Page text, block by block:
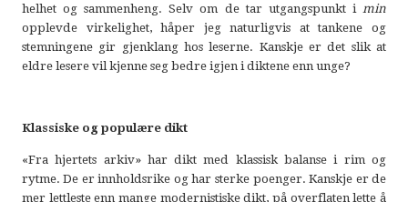
helhet og sammenheng. Selv om de tar utgangspunkt i
min
opplevde virkelighet, håper jeg naturligvis at tankene og
stemningene gir gjenklang hos leserne. Kanskje er det slik at
eldre lesere vil kjenne seg bedre igjen i diktene enn unge?
Klassiske og populære dikt
«Fra hjertets arkiv» har dikt med klassisk balanse i rim og
rytme. De er innholdsrike og har sterke poenger. Kanskje er de
mer lettleste enn mange modernistiske dikt, på overflaten lette å